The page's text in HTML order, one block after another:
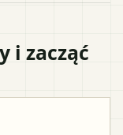
i zacząć